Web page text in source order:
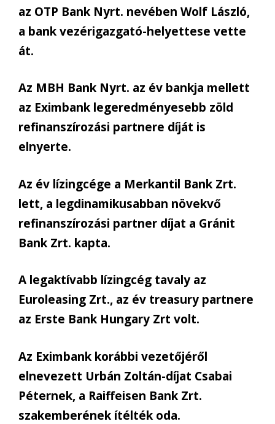
az OTP Bank Nyrt. nevében Wolf László,
a bank vezérigazgató-helyettese vette
át.
Az MBH Bank Nyrt. az év bankja mellett
az Eximbank legeredményesebb zöld
refinanszírozási partnere díját is
elnyerte.
Az év lízingcége a Merkantil Bank Zrt.
lett, a legdinamikusabban növekvő
refinanszírozási partner díjat a Gránit
Bank Zrt. kapta.
A legaktívabb lízingcég tavaly az
Euroleasing Zrt., az év treasury partnere
az Erste Bank Hungary Zrt volt.
Az Eximbank korábbi vezetőjéről
elnevezett Urbán Zoltán-díjat Csabai
Péternek, a Raiffeisen Bank Zrt.
szakemberének ítélték oda.